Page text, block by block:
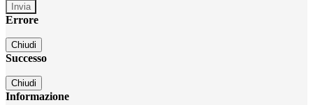
Errore
Chiudi
Successo
Chiudi
Informazione